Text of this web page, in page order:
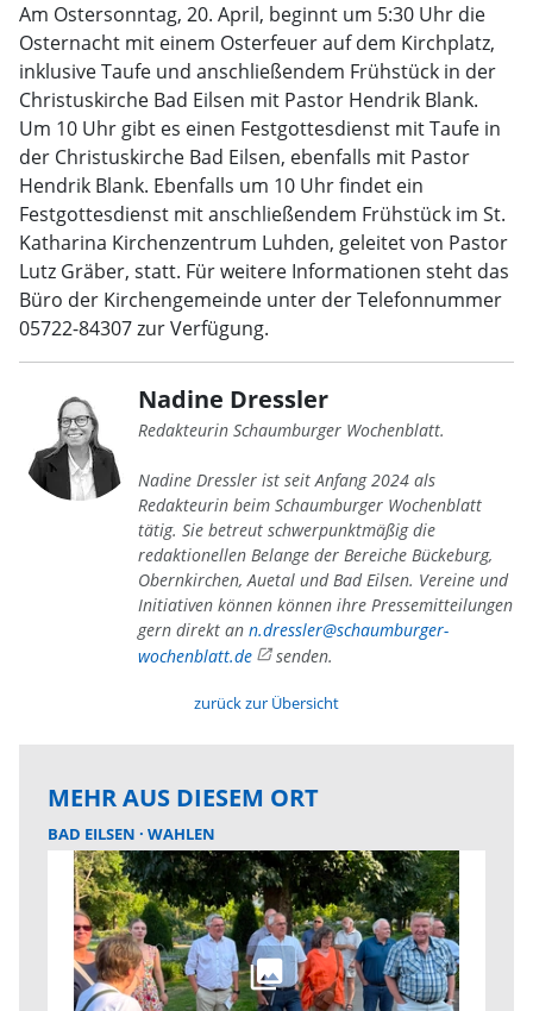
Am Ostersonntag, 20. April, beginnt um 5:30 Uhr die
Osternacht mit einem Osterfeuer auf dem Kirchplatz,
inklusive Taufe und anschließendem Frühstück in der
Christuskirche Bad Eilsen mit Pastor Hendrik Blank.
Um 10 Uhr gibt es einen Festgottesdienst mit Taufe in
der Christuskirche Bad Eilsen, ebenfalls mit Pastor
Hendrik Blank. Ebenfalls um 10 Uhr findet ein
Festgottesdienst mit anschließendem Frühstück im St.
Katharina Kirchenzentrum Luhden, geleitet von Pastor
Lutz Gräber, statt. Für weitere Informationen steht das
Büro der Kirchengemeinde unter der Telefonnummer
05722-84307 zur Verfügung.
Nadine Dressler
Redakteurin Schaumburger Wochenblatt.
Nadine Dressler ist seit Anfang 2024 als
Redakteurin beim Schaumburger Wochenblatt
tätig. Sie betreut schwerpunktmäßig die
redaktionellen Belange der Bereiche Bückeburg,
Obernkirchen, Auetal und Bad Eilsen. Vereine und
Initiativen können können ihre Pressemitteilungen
gern direkt an n.dressler@schaumburger-
wochenblatt.de
senden.
zurück zur Übersicht
MEHR AUS DIESEM ORT
BAD EILSEN WAHLEN